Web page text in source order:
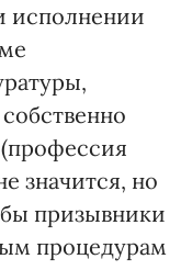
исполнении
значится, но
призывники
процедурам